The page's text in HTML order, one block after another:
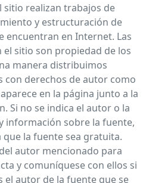
sitio realizan trabajos de
y estructuración de
encuentran en Internet. Las
sitio son propiedad de los
manera distribuimos
derechos de autor como
en la página junto a la
Si no se indica el autor o la
información sobre la fuente,
la fuente sea gratuita.
autor mencionado para
y comuníquese con ellos si
el autor de la fuente que se